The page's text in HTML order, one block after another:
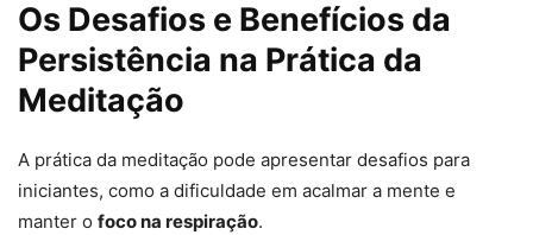
Os Desafios e Benefícios da
Persistência na Prática da
Meditação
A prática da meditação pode apresentar desafios para
iniciantes, como a dificuldade em acalmar a mente e
manter o foco na respiração.